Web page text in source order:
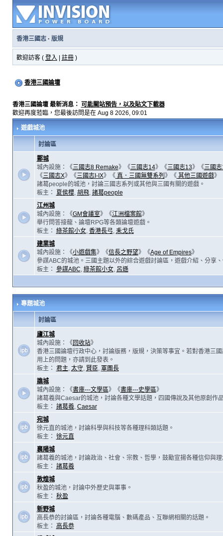
香港三國志· 版規
歡迎訪客 ( 登入 註冊)
香港三國論壇
香港三國論壇 最新消息： 可能關站預告，以及貼文下載器
歡迎再度蒞臨，您最後訪問是在 Aug 8 2026, 09:01
遊戲城池
討論區
鄴城
城內設施：《三國志8 Remake》《三國志14》《三國志13》《三國
《三國志X》《三國志I-IX》《真．三國無雙系列 》《其他三國遊戲》
諸葛people的城池，討論三國志系列或其他與三國有關的遊戲。
板主：
夏侯櫻, 胡飛, 諸葛people
江州城
城內設施：《GM會議室》《江洲檔案館》
舉行問答接龍、論壇RPG等各類論壇遊戲。
板主： 綠茶館小女, 香港長弓, 耒戈氏
建業城
城內設施：《小遊戲集》《信長之野望》《Age of Empires》
參謀ABC的城池。三國主題以外的綜合遊戲討論區，遊戲介紹、分享
板主： 參謀ABC, 綠茶館小女, 呂遜
專題城池
討論區
廬江城
城內設施：《回收站》
香港三國論壇行政中心，討論版務，版規，決策等事宜。若對香港三
用上的問題，亦請到此發表。
板主： 君主, 太守, 賢臣, 軍團長
譙城
城內設施：《書庫---文學區》《書庫---史學區》
諸葛羲與Caesar的城池，討論各種文學話題，四國傳說及其他原創作
板主： 諸葛羲, Caesar
宛城
徐元直的城池，討論科學與科技等各種理科類話題。
板主： 徐元直
襄陽城
諸葛羲的城池，討論政治、社會、宗教、哲學，鼓勵宣揚各種信仰與理
板主： 諸葛羲
敦煌城
秋盈的城池，討論中外歷史與軍事。
板主： 秋盈
新野城
高長恭的討論區，討論各種電腦、數碼產品、互聯網相關的話題。
板主：
高長恭